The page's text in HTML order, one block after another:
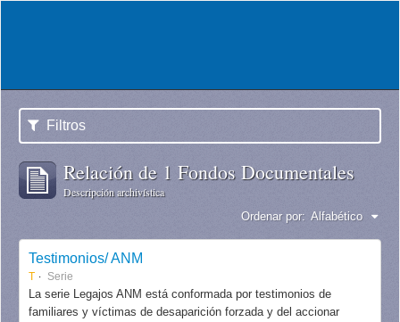
Filtros
Relación de 1 Fondos Documentales
Descripción archivística
Ordenar por: Alfabético
Testimonios/ ANM
T Serie
La serie Legajos ANM está conformada por testimonios de
familiares y víctimas de desaparición forzada y del accionar